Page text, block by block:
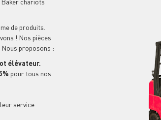
de produits.
! Nos pièces
proposons :
élévateur.
pour tous nos
service